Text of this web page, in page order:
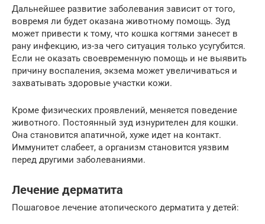
Дальнейшее развитие заболевания зависит от того,
вовремя ли будет оказана животному помощь. Зуд
может привести к тому, что кошка когтями занесет в
рану инфекцию, из-за чего ситуация только усугубится.
Если не оказать своевременную помощь и не выявить
причину воспаления, экзема может увеличиваться и
захватывать здоровые участки кожи.
Кроме физических проявлений, меняется поведение
животного. Постоянный зуд изнурителен для кошки.
Она становится апатичной, хуже идет на контакт.
Иммунитет слабеет, а организм становится уязвим
перед другими заболеваниями.
Лечение дерматита
Пошаговое лечение атопического дерматита у детей: